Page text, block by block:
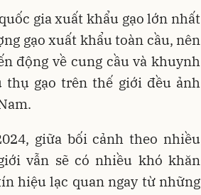
gia xuất khẩu gạo lớn nhất
gạo xuất khẩu toàn cầu, nên
động về cung cầu và khuynh
thụ gạo trên thế giới đều ảnh
giữa bối cảnh theo nhiều
vẫn sẽ có nhiều khó khăn
hiệu lạc quan ngay từ những